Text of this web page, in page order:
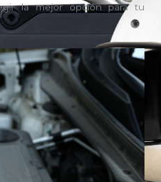
la mejor opción para tu